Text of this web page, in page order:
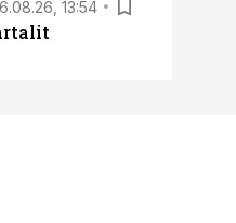
13:54